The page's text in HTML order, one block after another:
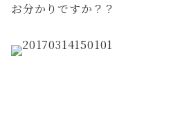
お分かりですか？？